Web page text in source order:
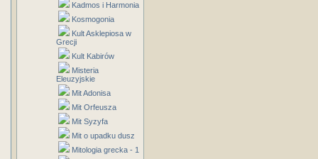
Kadmos i Harmonia
Kosmogonia
Kult Asklepiosa w
Grecji
Kult Kabirów
Misteria
Eleuzyjskie
Mit Adonisa
Mit Orfeusza
Mit Syzyfa
Mit o upadku dusz
Mitologia grecka - 1